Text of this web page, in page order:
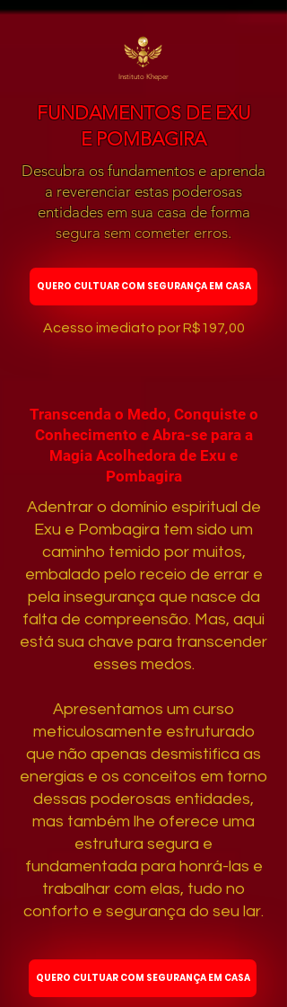
Instituto Kheper
FUNDAMENTOS DE EXU
E POMBAGIRA
Descubra os fundamentos e aprenda
a reverenciar estas poderosas
entidades em sua casa de forma
segura sem cometer erros.
QUERO CULTUAR COM SEGURANÇA EM CASA
Acesso imediato por R$197,00
Transcenda o Medo, Conquiste o
Conhecimento e Abra-se para a
Magia Acolhedora de Exu e
Pombagira
Adentrar o domínio espiritual de
Exu e Pombagira tem sido um
caminho temido por muitos,
embalado pelo receio de errar e
pela insegurança que nasce da
falta de compreensão. Mas, aqui
está sua chave para transcender
esses medos.
Apresentamos um curso
meticulosamente estruturado
que não apenas desmistifica as
energias e os conceitos em torno
dessas poderosas entidades,
mas também lhe oferece uma
estrutura segura e
fundamentada para honrá-las e
trabalhar com elas, tudo no
conforto e segurança do seu lar.
QUERO CULTUAR COM SEGURANÇA EM CASA